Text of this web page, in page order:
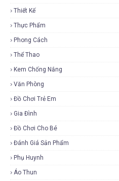
Thiết Kế
Thực Phẩm
Phong Cách
Thể Thao
Kem Chống Nắng
Văn Phòng
Đồ Chơi Trẻ Em
Gia Đình
Đồ Chơi Cho Bé
Đánh Giá Sản Phẩm
Phụ Huynh
Áo Thun